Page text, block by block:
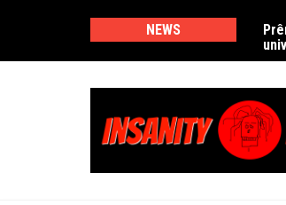
conteúdo
NEWS